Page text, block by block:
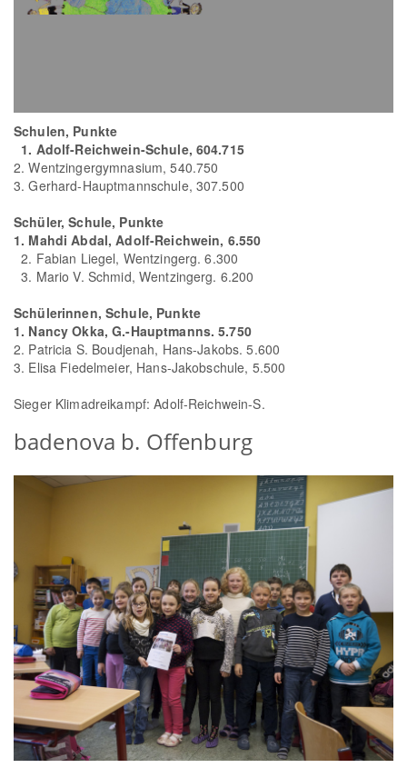
Schulen, Punkte
1. Adolf-Reichwein-Schule, 604.715
2. Wentzingergymnasium, 540.750
3. Gerhard-Hauptmannschule, 307.500
Schüler, Schule, Punkte
1. Mahdi Abdal, Adolf-Reichwein, 6.550
2. Fabian Liegel, Wentzingerg. 6.300
3. Mario V. Schmid, Wentzingerg. 6.200
Schülerinnen, Schule, Punkte
1. Nancy Okka, G.-Hauptmanns. 5.750
2. Patricia S. Boudjenah, Hans-Jakobs. 5.600
3. Elisa Fiedelmeier, Hans-Jakobschule, 5.500
Sieger Klimadreikampf: Adolf-Reichwein-S.
badenova b. Offenburg